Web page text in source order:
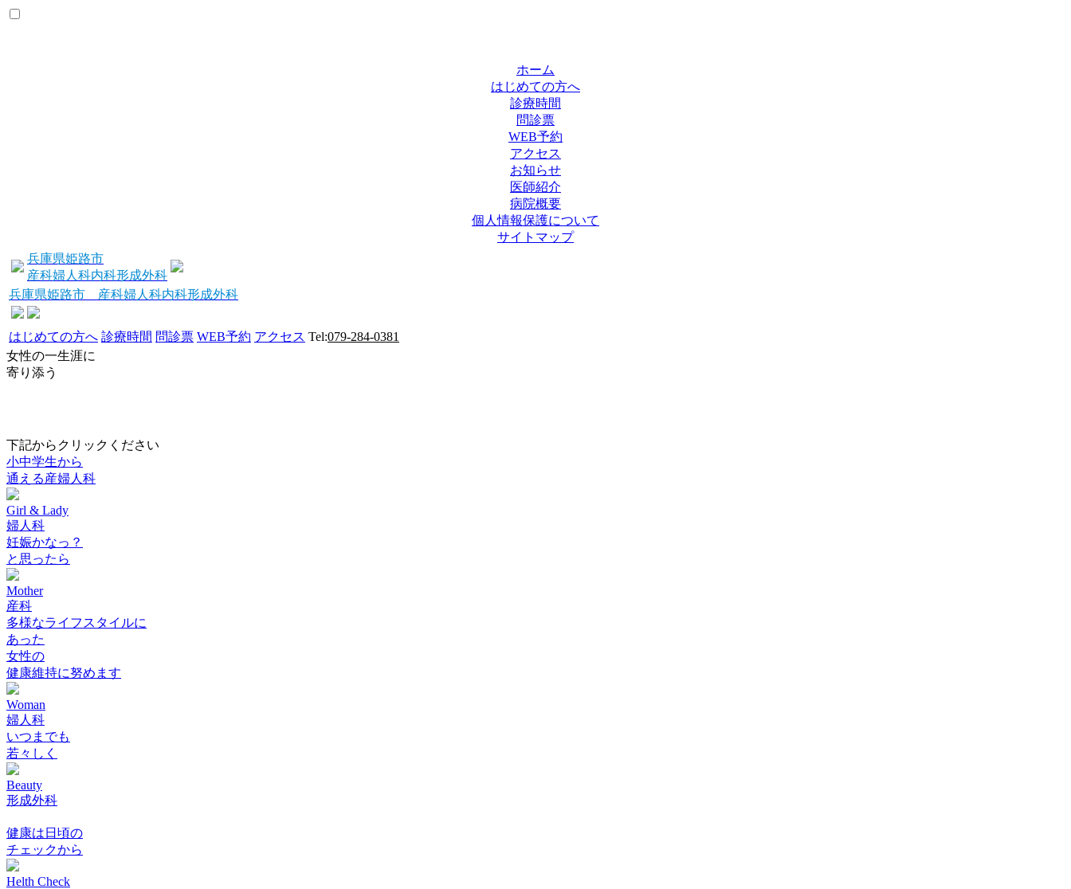
ホーム
はじめての方へ
診療時間
問診票
WEB予約
アクセス
お知らせ
医師紹介
病院概要
個人情報保護について
サイトマップ
兵庫県姫路市
産科婦人科内科形成外科
兵庫県姫路市 産科婦人科内科形成外科
はじめての方へ 診療時間 問診票 WEB予約 アクセス Tel:079-284-0381
女性の一生涯に
寄り添う
下記からクリックください
小中学生から
通える産婦人科
Girl & Lady
婦人科
妊娠かなっ？
と思ったら
Mother
産科
多様なライフスタイルに
あった
女性の
健康維持に努めます
Woman
婦人科
いつまでも
若々しく
Beauty
形成外科
健康は日頃の
チェックから
Helth Check